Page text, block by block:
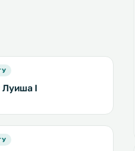
Луиша I